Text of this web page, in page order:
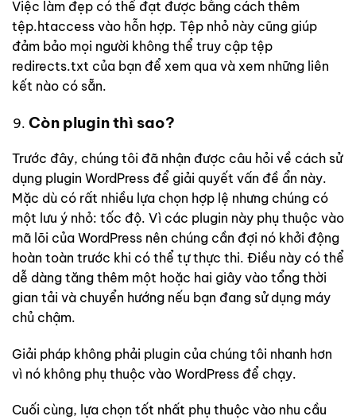
Việc làm đẹp có thể đạt được bằng cách thêm
tệp.htaccess vào hỗn hợp. Tệp nhỏ này cũng giúp
đảm bảo mọi người không thể truy cập tệp
redirects.txt của bạn để xem qua và xem những liên
kết nào có sẵn.
Còn plugin thì sao?
Trước đây, chúng tôi đã nhận được câu hỏi về cách sử
dụng plugin WordPress để giải quyết vấn đề ẩn này.
Mặc dù có rất nhiều lựa chọn hợp lệ nhưng chúng có
một lưu ý nhỏ: tốc độ. Vì các plugin này phụ thuộc vào
mã lõi của WordPress nên chúng cần đợi nó khởi động
hoàn toàn trước khi có thể tự thực thi. Điều này có thể
dễ dàng tăng thêm một hoặc hai giây vào tổng thời
gian tải và chuyển hướng nếu bạn đang sử dụng máy
chủ chậm.
Giải pháp không phải plugin của chúng tôi nhanh hơn
vì nó không phụ thuộc vào WordPress để chạy.
Cuối cùng, lựa chọn tốt nhất phụ thuộc vào nhu cầu